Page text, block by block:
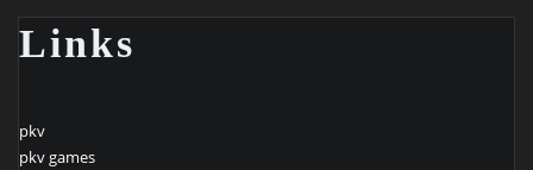
Links
pkv
pkv games